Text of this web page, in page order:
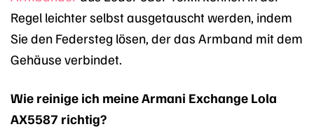
Regel leichter selbst ausgetauscht werden, indem
Sie den Federsteg lösen, der das Armband mit dem
Gehäuse verbindet.
Wie reinige ich meine Armani Exchange Lola
AX5587 richtig?